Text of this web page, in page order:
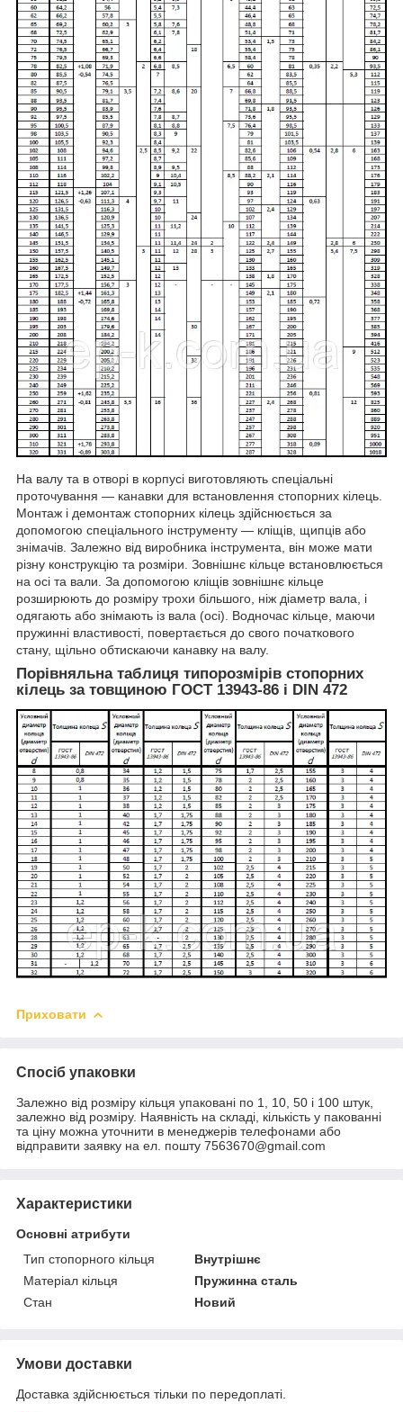
На валу та в отворі в корпусі виготовляють спеціальні
проточування — канавки для встановлення стопорних кілець.
Монтаж і демонтаж стопорних кілець здійснюється за
допомогою спеціального інструменту — кліщів, щипців або
знімачів. Залежно від виробника інструмента, він може мати
різну конструкцію та розміри. Зовнішнє кільце встановлюється
на осі та вали. За допомогою кліщів зовнішнє кільце
розширюють до розміру трохи більшого, ніж діаметр вала, і
одягають або знімають із вала (осі). Водночас кільце, маючи
пружинні властивості, повертається до свого початкового
стану, щільно обтискаючи канавку на валу.
Порівняльна таблиця типорозмірів стопорних
кілець за товщиною ГОСТ 13943-86 і DIN 472
Приховати
Спосіб упаковки
Залежно від розміру кільця упаковані по 1, 10, 50 і 100 штук,
залежно від розміру. Наявність на складі, кількість у пакованні
та ціну можна уточнити в менеджерів телефонами або
відправити заявку на ел. пошту 7563670@gmail.com
Характеристики
Основні атрибути
Тип стопорного кільця
Внутрішнє
Матеріал кільця
Пружинна сталь
Стан
Новий
Умови доставки
Доставка здійснюється тільки по передоплаті.